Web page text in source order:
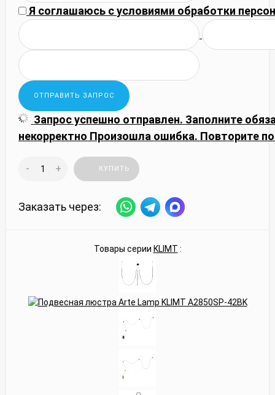
Я соглашаюсь сусловиями обработки
Запрос успешно отправлен. Заполните
некорректно Произошла ошибка. Повторите
- + КУПИТЬ
Заказать через:
Товары серии KLIMT :